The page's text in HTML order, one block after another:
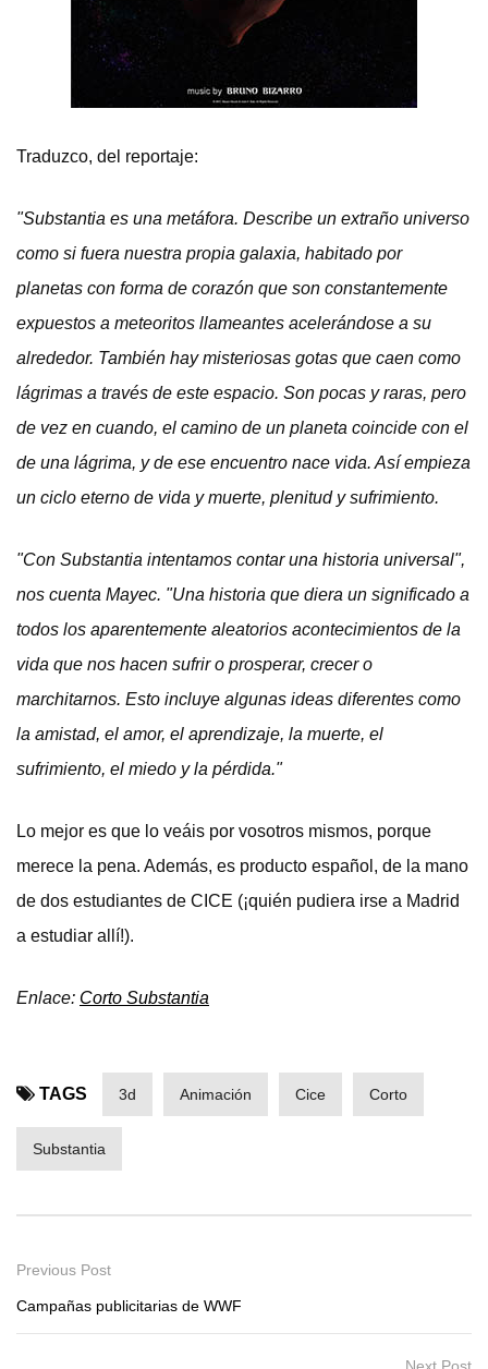
Traduzco, del reportaje:
"Substantia es una metáfora. Describe un extraño universo
como si fuera nuestra propia galaxia, habitado por
planetas con forma de corazón que son constantemente
expuestos a meteoritos llameantes acelerándose a su
alrededor. También hay misteriosas gotas que caen como
lágrimas a través de este espacio. Son pocas y raras, pero
de vez en cuando, el camino de un planeta coincide con el
de una lágrima, y de ese encuentro nace vida. Así empieza
un ciclo eterno de vida y muerte, plenitud y sufrimiento.
"Con Substantia intentamos contar una historia universal",
nos cuenta Mayec. "Una historia que diera un significado a
todos los aparentemente aleatorios acontecimientos de la
vida que nos hacen sufrir o prosperar, crecer o
marchitarnos. Esto incluye algunas ideas diferentes como
la amistad, el amor, el aprendizaje, la muerte, el
sufrimiento, el miedo y la pérdida."
Lo mejor es que lo veáis por vosotros mismos, porque
merece la pena. Además, es producto español, de la mano
de dos estudiantes de CICE (¡quién pudiera irse a Madrid
a estudiar allí!).
Enlace: Corto Substantia
TAGS 3d Animación Cice Corto
Substantia
Previous Post
Campañas publicitarias de WWF